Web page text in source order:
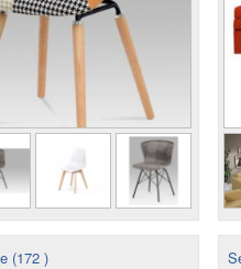
(172 )